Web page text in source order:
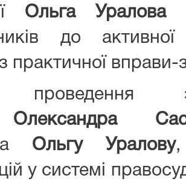
Ольга Уралова
до
практичної
Олександра
Ольгу Уралову,
у системі